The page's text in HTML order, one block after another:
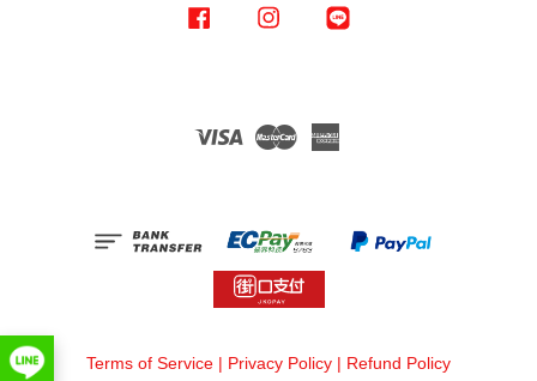
Facebook Instagram
Visa Master
Terms of Service | Privacy Policy | Refund Policy